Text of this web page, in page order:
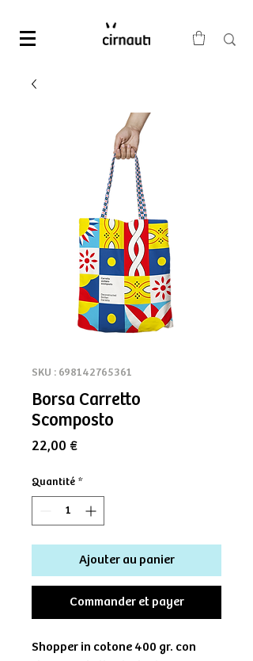
SKU : 698142765361
Borsa Carretto
Scomposto
22,00 €Prix
Quantité *
Ajouter au panier
Commander et payer
Shopper in cotone 400 gr. con